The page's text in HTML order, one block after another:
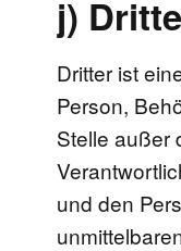
j)
Dritter ist
Person,
Stelle außer
und den